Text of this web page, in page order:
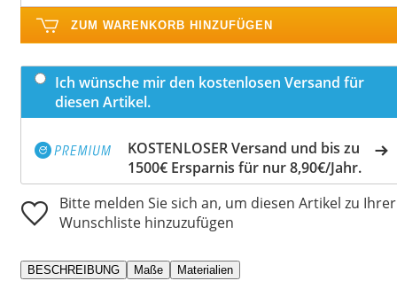
ZUM WARENKORB HINZUFÜGEN
Ich wünsche mir den kostenlosen Versand für
diesen Artikel.
KOSTENLOSER Versand und bis zu
1500€ Ersparnis für nur 8,90€/Jahr.
Bitte melden Sie sich an, um diesen Artikel zu Ihrer
Wunschliste hinzuzufügen
BESCHREIBUNG Maße Materialien